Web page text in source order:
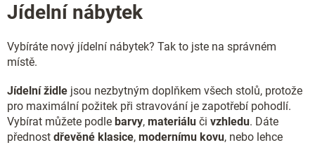
Jídelní nábytek
Vybíráte nový jídelní nábytek? Tak to jste na správném
místě.
Jídelní židle jsou nezbytným doplňkem všech stolů, protože
pro maximální požitek při stravování je zapotřebí pohodlí.
Vybírat můžete podle barvy, materiálu či vzhledu. Dáte
přednost dřevěné klasice, modernímu kovu, nebo lehce